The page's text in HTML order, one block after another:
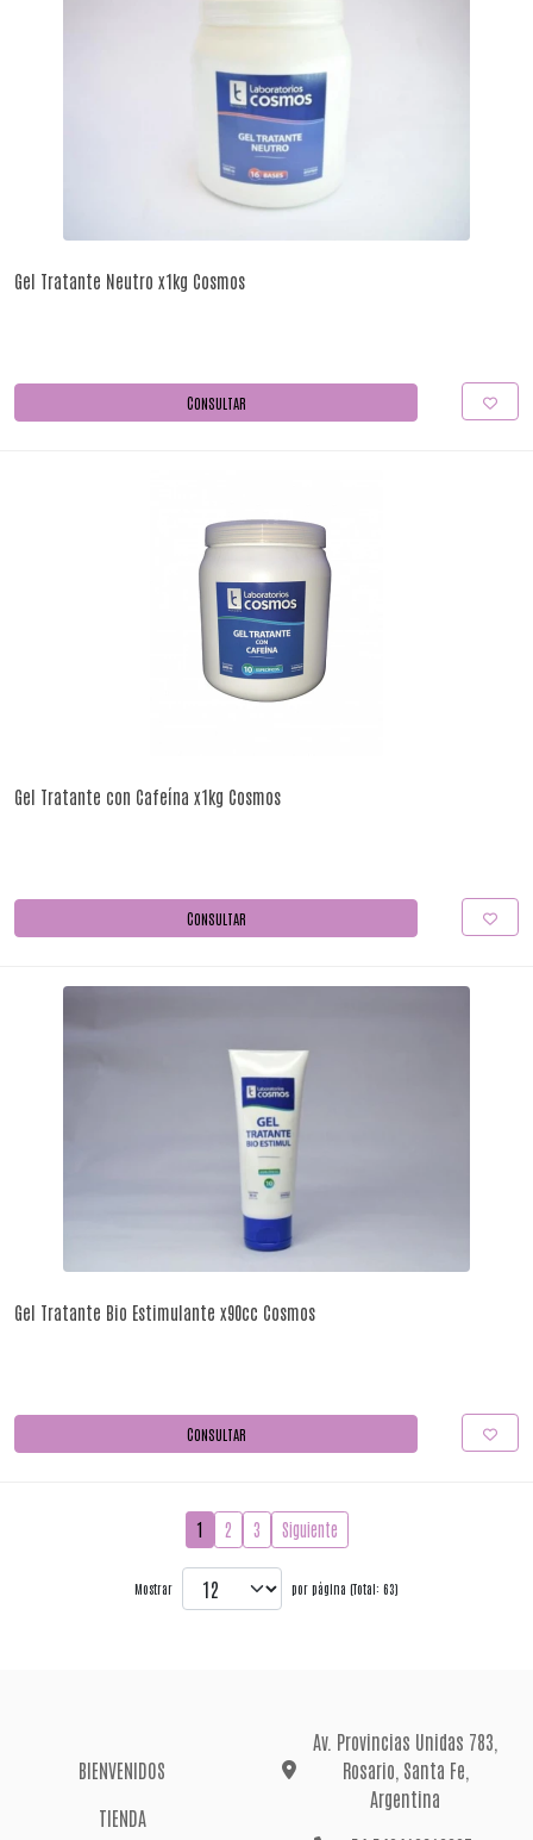
Gel Tratante Neutro x1kg Cosmos
CONSULTAR
Gel Tratante con Cafeína x1kg Cosmos
CONSULTAR
Gel Tratante Bio Estimulante x90cc Cosmos
CONSULTAR
1 2 3 Siguiente
Mostrar por página (Total: 63)
BIENVENIDOS
TIENDA
Av. Provincias Unidas 783,
Rosario, Santa Fe,
Argentina